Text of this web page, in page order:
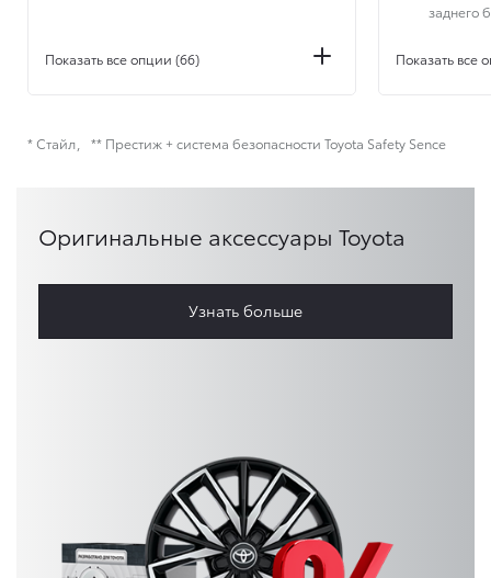
Показать все опции (66)
заднего
Показать все
* Стайл ** Престиж + система безопасности Toyota Safety Sence
Оригинальные аксессуары Toyota
Узнать больше